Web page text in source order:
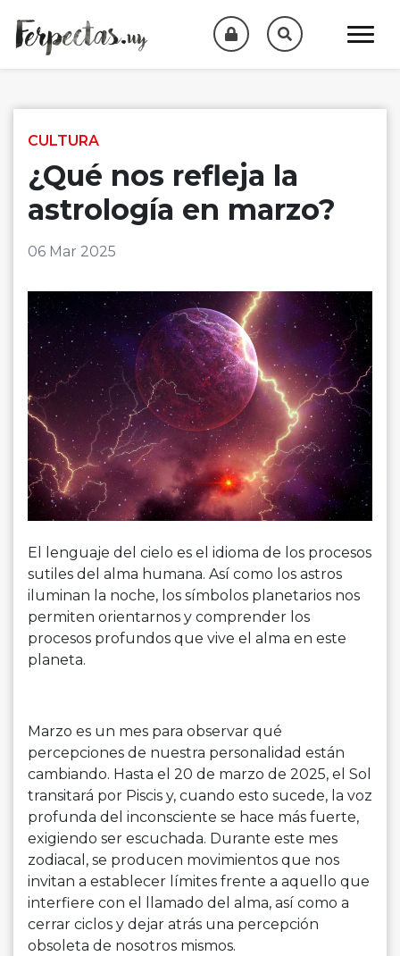
CULTURA
¿Qué nos refleja la
astrología en marzo?
06 Mar 2025
El lenguaje del cielo es el idioma de los procesos
sutiles del alma humana. Así como los astros
iluminan la noche, los símbolos planetarios nos
permiten orientarnos y comprender los
procesos profundos que vive el alma en este
planeta.
Marzo es un mes para observar qué
percepciones de nuestra personalidad están
cambiando. Hasta el 20 de marzo de 2025, el Sol
transitará por Piscis y, cuando esto sucede, la voz
profunda del inconsciente se hace más fuerte,
exigiendo ser escuchada. Durante este mes
zodiacal, se producen movimientos que nos
invitan a establecer límites frente a aquello que
interfiere con el llamado del alma, así como a
cerrar ciclos y dejar atrás una percepción
obsoleta de nosotros mismos.